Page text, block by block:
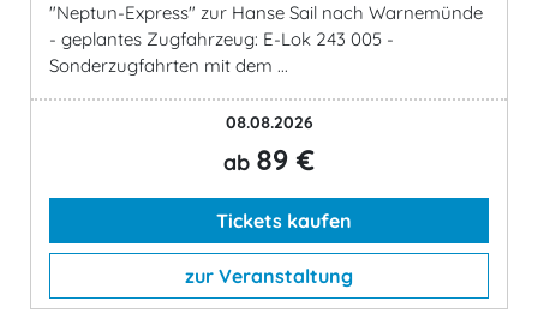
"Neptun-Express" zur Hanse Sail nach Warnemünde
- geplantes Zugfahrzeug: E-Lok 243 005 -
Sonderzugfahrten mit dem ...
08.08.2026
ab 89 €
Tickets kaufen
zur Veranstaltung